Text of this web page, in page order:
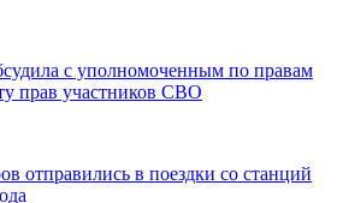
с уполномоченным по правам
прав участников СВО
отправились в поездки со станций